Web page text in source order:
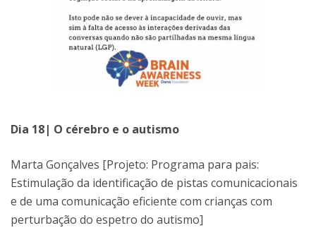
Dia 18| O cérebro e o autismo
Marta Gonçalves [Projeto: Programa para pais:
Estimulação da identificação de pistas comunicacionais
e de uma comunicação eficiente com crianças com
perturbação do espetro do autismo]